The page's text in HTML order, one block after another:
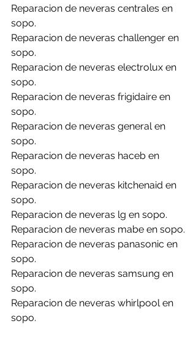
Reparacion de neveras centrales en
sopo.
Reparacion de neveras challenger en
sopo.
Reparacion de neveras electrolux en
sopo.
Reparacion de neveras frigidaire en
sopo.
Reparacion de neveras general en
sopo.
Reparacion de neveras haceb en
sopo.
Reparacion de neveras kitchenaid en
sopo.
Reparacion de neveras lg en sopo.
Reparacion de neveras mabe en sopo.
Reparacion de neveras panasonic en
sopo.
Reparacion de neveras samsung en
sopo.
Reparacion de neveras whirlpool en
sopo.